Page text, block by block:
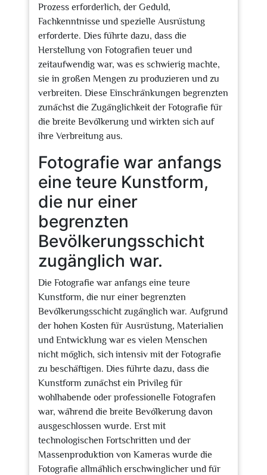
Prozess erforderlich, der Geduld,
Fachkenntnisse und spezielle Ausrüstung
erforderte. Dies führte dazu, dass die
Herstellung von Fotografien teuer und
zeitaufwendig war, was es schwierig machte,
sie in großen Mengen zu produzieren und zu
verbreiten. Diese Einschränkungen begrenzten
zunächst die Zugänglichkeit der Fotografie für
die breite Bevölkerung und wirkten sich auf
ihre Verbreitung aus.
Fotografie war anfangs
eine teure Kunstform,
die nur einer
begrenzten
Bevölkerungsschicht
zugänglich war.
Die Fotografie war anfangs eine teure
Kunstform, die nur einer begrenzten
Bevölkerungsschicht zugänglich war. Aufgrund
der hohen Kosten für Ausrüstung, Materialien
und Entwicklung war es vielen Menschen
nicht möglich, sich intensiv mit der Fotografie
zu beschäftigen. Dies führte dazu, dass die
Kunstform zunächst ein Privileg für
wohlhabende oder professionelle Fotografen
war, während die breite Bevölkerung davon
ausgeschlossen wurde. Erst mit
technologischen Fortschritten und der
Massenproduktion von Kameras wurde die
Fotografie allmählich erschwinglicher und für